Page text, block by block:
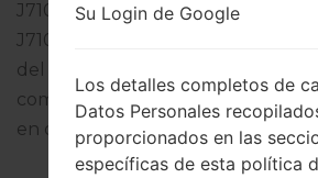
J710MNUBS4CSG2. La versión
del firmware dado es Android
completo sobre cómo actualizar
en dispositivos Samsung aquí
Su Login de Google
Los detalles completos de
Datos Personales
proporcionados en las
específicas de esta política